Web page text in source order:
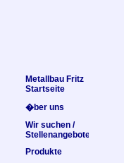
Metallbau Fritz
Startseite
�ber uns
Wir suchen /
Stellenangebote
Produkte